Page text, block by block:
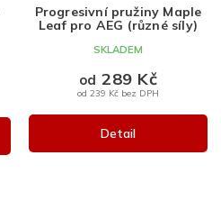
Progresivní pružiny Maple
Leaf pro AEG (různé síly)
SKLADEM
od 239 Kč bez DPH
od 289 Kč
Detail